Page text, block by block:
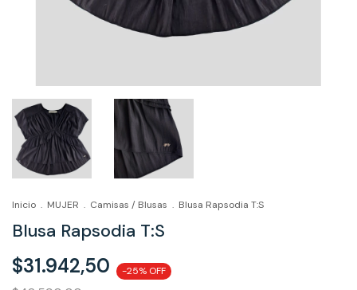
Inicio . MUJER . Camisas / Blusas . Blusa Rapsodia T:S
Blusa Rapsodia T:S
$31.942,50 -25% OFF